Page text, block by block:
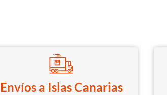
Envíos a Islas Canarias